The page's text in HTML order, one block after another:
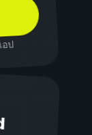
ป